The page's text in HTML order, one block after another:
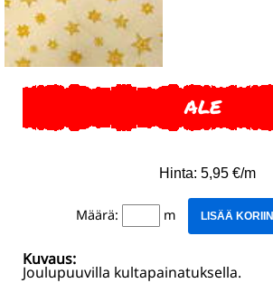
ALE
Hinta: 5,95 €/m
Määrä: m LISÄÄ KORIIN
Kuvaus:
Joulupuuvilla kultapainatuksella.